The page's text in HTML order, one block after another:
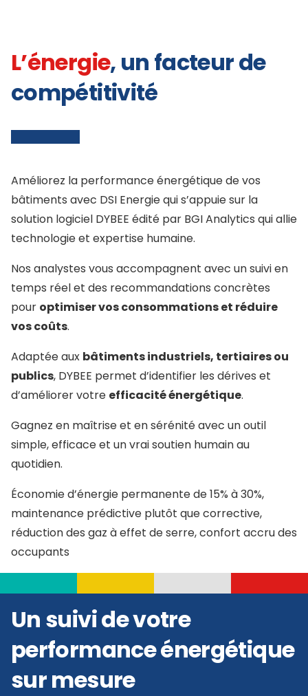
L’énergie, un facteur de
compétitivité
Améliorez la performance énergétique de vos
bâtiments avec DSI Energie qui s’appuie sur la
solution logiciel DYBEE édité par BGI Analytics qui allie
technologie et expertise humaine.
Nos analystes vous accompagnent avec un suivi en
temps réel et des recommandations concrètes
pour optimiser vos consommations et réduire
vos coûts.
Adaptée aux bâtiments industriels, tertiaires ou
publics, DYBEE permet d’identifier les dérives et
d’améliorer votre efficacité énergétique.
Gagnez en maîtrise et en sérénité avec un outil
simple, efficace et un vrai soutien humain au
quotidien.
Économie d’énergie permanente de 15% à 30%,
maintenance prédictive plutôt que corrective,
réduction des gaz à effet de serre, confort accru des
occupants
Un suivi de votre
performance énergétique
sur mesure